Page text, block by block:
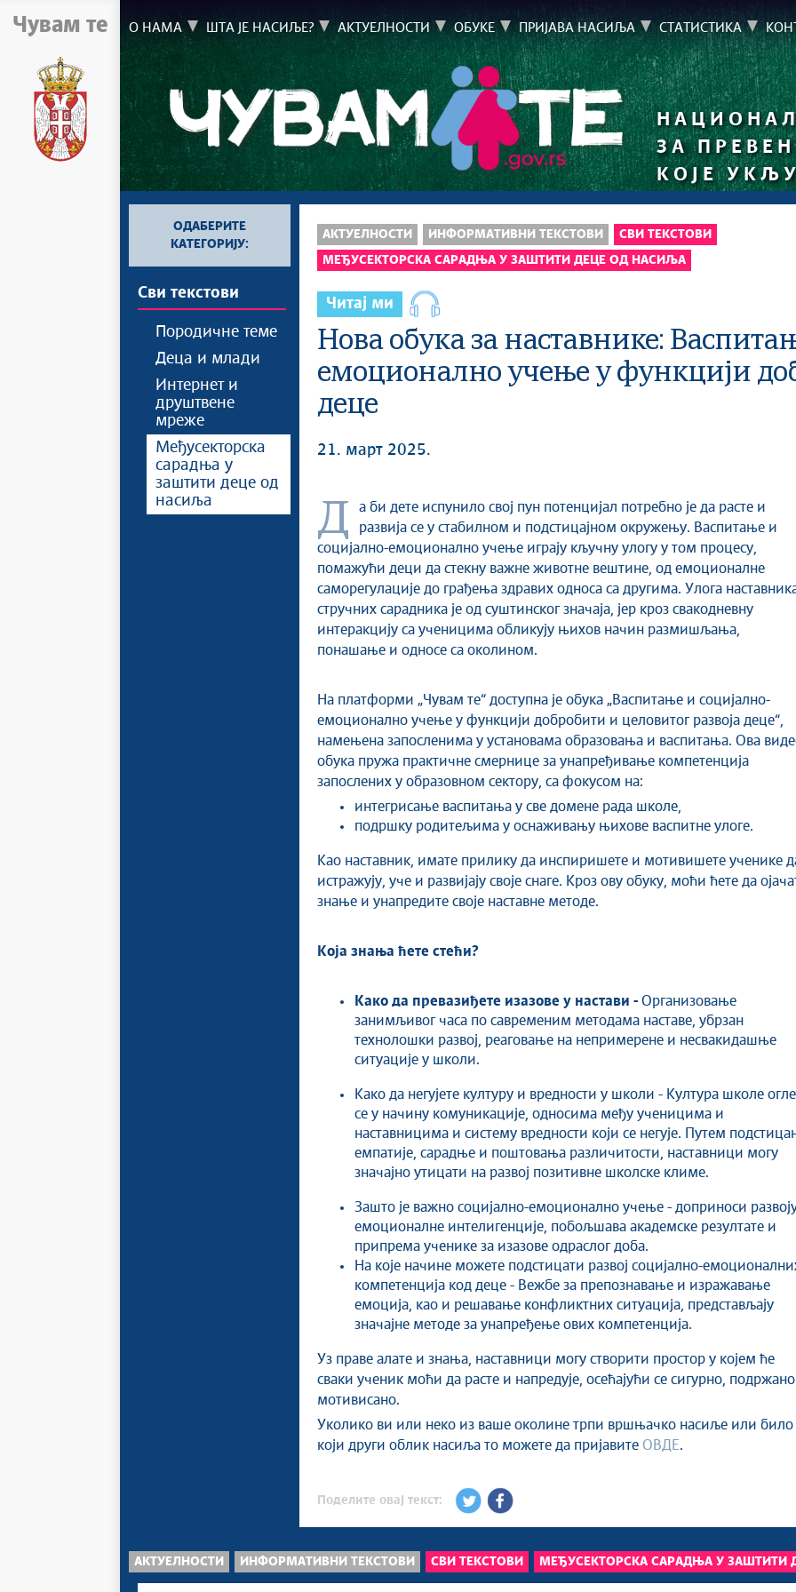
Чувам те О НАМА ШТА ЈЕ НАСИЉЕ? АКТУЕЛНОСТИ ОБУКЕ ПРИЈАВА НАСИЉА СТАТИСТИКА
ЗА
КОЈЕ
ОДАБЕРИТЕ
КАТЕГОРИЈУ:
Сви текстови
Породичне теме
Деца и млади
Интернет и
друштвене
мреже
Међусекторска
сарадња у
заштити деце од
насиља
АКТУЕЛНОСТИ ИНФОРМАТИВНИ ТЕКСТОВИ СВИ ТЕКСТОВИ
МЕЂУСЕКТОРСКА САРАДЊА У ЗАШТИТИ ДЕЦЕ ОД НАСИЉА
Читај ми
Нова обука за наставнике:
емоционално учење у функцији
деце
21. март 2025.
Да би дете испунило свој пун потенцијал потребно је да расте и
развија се у стабилном и подстицајном окружењу. Васпитање и
социјално-емоционално учење играју кључну улогу у том процесу,
помажући деци да стекну важне животне вештине, од емоционалне
саморегулације до грађења здравих односа са другима. Улога
стручних сарадника је од суштинског значаја, јер кроз свакодневну
интеракцију са ученицима обликују њихов начин размишљања,
понашање и односе са околином.
На платформи „Чувам те“ доступна је обука „Васпитање и социјално-
емоционално учење у функцији добробити и целовитог развоја деце“,
намењена запосленима у установама образовања и васпитања. Ова
обука пружа практичне смернице за унапређивање компетенција
запослених у образовном сектору, са фокусом на:
интегрисање васпитања у све домене рада школе,
подршку родитељима у оснаживању њихове васпитне улоге.
Као наставник, имате прилику да инспиришете и мотивишете ученике
истражују, уче и развијају своје снаге. Кроз ову обуку, моћи ћете да
знање и унапредите своје наставне методе.
Која знања ћете стећи?
Како да превазиђете изазове у настави - Организовање
занимљивог часа по савременим методама наставе, убрзан
технолошки развој, реаговање на непримерене и несвакидашње
ситуације у школи.
Како да негујете културу и вредности у школи - Култура школе
се у начину комуникације, односима међу ученицима и
наставницима и систему вредности који се негује. Путем
емпатије, сарадње и поштовања различитости, наставници могу
значајно утицати на развој позитивне школске климе.
Зашто је важно социјално-емоционално учење -доприноси
емоционалне интелигенције, побољшава академске резултате и
припрема ученике за изазове одраслог доба.
На које начине можете подстицати развој социјално-
компетенција код деце - Вежбе за препознавање и изражавање
емоција, као и решавање конфликтних ситуација, представљају
значајне методе за унапређење ових компетенција.
Уз праве алате и знања, наставници могу створити простор у којем ће
сваки ученик моћи да расте и напредује, осећајући се сигурно,
мотивисано.
Уколико ви или неко из ваше околине трпи вршњачко насиље или било
који други облик насиља то можете да пријавите ОВДЕ.
Поделите овај текст:
АКТУЕЛНОСТИ ИНФОРМАТИВНИ ТЕКСТОВИ СВИ ТЕКСТОВИ МЕЂУСЕКТОРСКА САРАДЊА У ЗАШТИТИ